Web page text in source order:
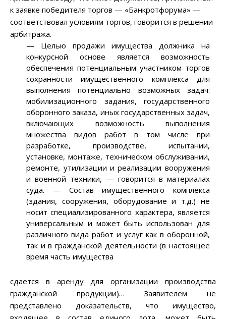
к заявке победителя торгов — «Банкротфорума» —
соответствовал условиям торгов, говорится в решении
арбитража.
— Целью продажи имущества должника на
конкурсной основе является возможность
обеспечения потенциальным участником торгов
сохранности имущественного комплекса для
выполнения потенциально возможных задач:
мобилизационного задания, государственного
оборонного заказа, иных государственных задач,
включающих возможность выполнения
множества видов работ в том числе при
разработке, производстве, испытании,
установке, монтаже, техническом обслуживании,
ремонте, утилизации и реализации вооружения
и военной техники, — говорится в материалах
суда. — Состав имущественного комплекса
(здания, сооружения, оборудование и т.д.) не
носит специализированного характера, является
универсальным и может быть использован для
различного вида работ и услуг как в оборонной,
так и в гражданской деятельности (в настоящее
время часть имущества
сдается в аренду для организации производства
гражданской продукции)… Заявителем не
представлено доказательств, что имущество,